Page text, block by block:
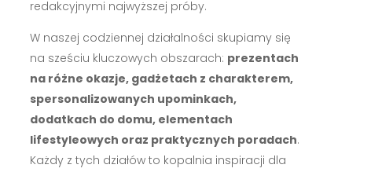
redakcyjnymi najwyższej próby.
W naszej codziennej działalności skupiamy się
na sześciu kluczowych obszarach: prezentach
na różne okazje, gadżetach z charakterem,
spersonalizowanych upominkach,
dodatkach do domu, elementach
lifestyleowych oraz praktycznych poradach.
Każdy z tych działów to kopalnia inspiracji dla